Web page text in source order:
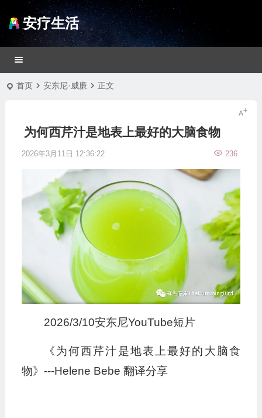
安疗生活
首页 安东尼·威廉 正文
为何西芹汁是地表上最好的大脑食物
2026年3月11日 12:36:22 236
2026/3/10安东尼YouTube短片
《为何西芹汁是地表上最好的大脑食
物》---Helene Bebe 翻译分享